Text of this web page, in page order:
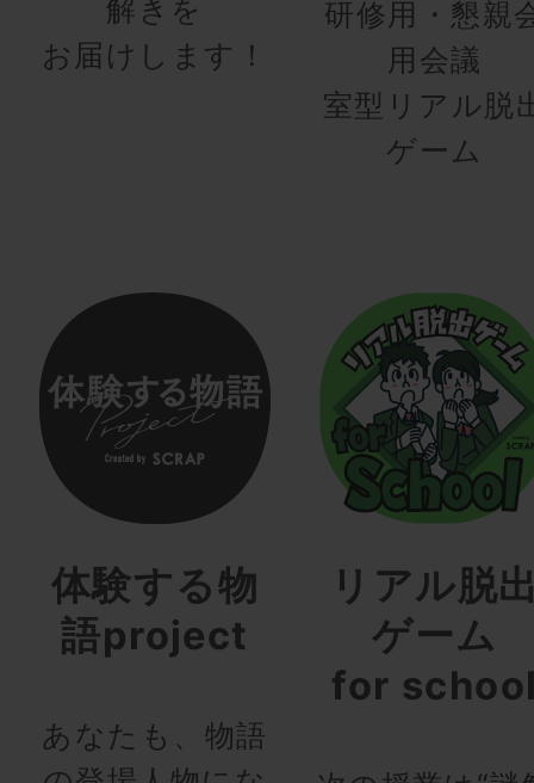
解きを
お届けします！
研修用・懇親
用会議
室型リアル脱
ゲーム
体験する物
語project
あなたも、物語
リアル脱
ゲーム
for